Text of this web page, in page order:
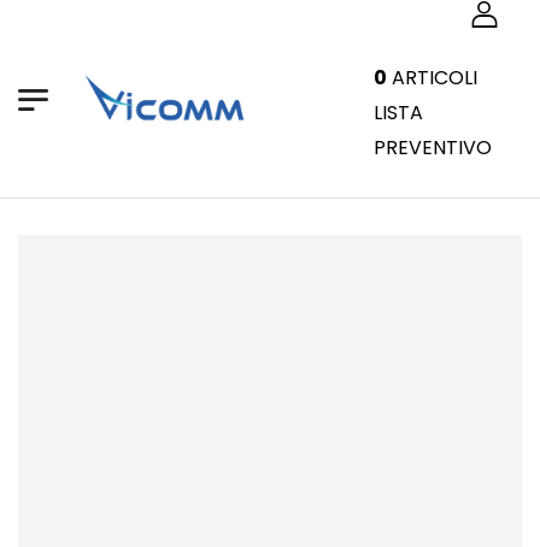
0 ARTICOLI
LISTA
PREVENTIVO